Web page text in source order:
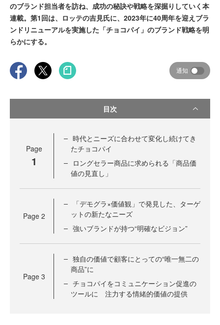
のブランド担当者を訪ね、成功の秘訣や戦略を深掘りしていく本
連載。第1回は、ロッテの吉見氏に、2023年に40周年を迎えブラ
ンドリニューアルを実施した「チョコパイ」のブランド戦略を明
らかにする。
通知
目次
Page
1
時代とニーズに合わせて変化し続けてき
たチョコパイ
ロングセラー商品に求められる「商品価
値の見直し」
Page 2
「デモグラ×価値観」で発見した、ターゲ
ットの新たなニーズ
強いブランドが持つ“明確なビジョン”
Page 3
独自の価値で顧客にとっての“唯一無二の
商品”に
チョコパイをコミュニケーション促進の
ツールに 注力する情緒的価値の提供